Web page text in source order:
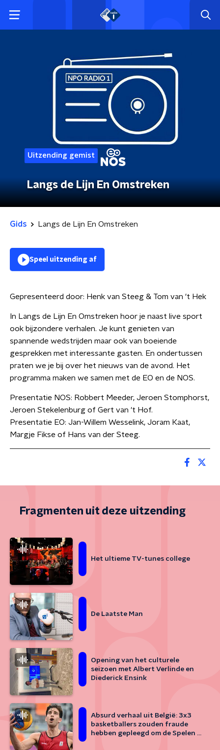
Uitzending gemist
Langs de Lijn En Omstreken
Gids Langs de Lijn En Omstreken
Speel uitzending af
Gepresenteerd door: Henk van Steeg & Tom van 't Hek
In Langs de Lijn En Omstreken hoor je naast live sport
ook bijzondere verhalen. Je kunt genieten van
spannende wedstrijden maar ook van boeiende
gesprekken met interessante gasten. En ondertussen
praten we je bij over het nieuws van de avond. Het
programma maken we samen met de EO en de NOS.
Presentatie NOS: Robbert Meeder, Jeroen Stomphorst,
Jeroen Stekelenburg of Gert van 't Hof.
Presentatie EO: Jan-Willem Wesselink, Joram Kaat,
Margje Fikse of Hans van der Steeg.
Fragmenten uit deze uitzending
Het ultieme TV-tunes college
De Laatste Man
Opening van het culturele
seizoen met Albert Verlinde en
Diederick Ensink
Absurd verhaal uit België: 3x3
basketballers zouden fraude
hebben gepleegd om de Spelen te